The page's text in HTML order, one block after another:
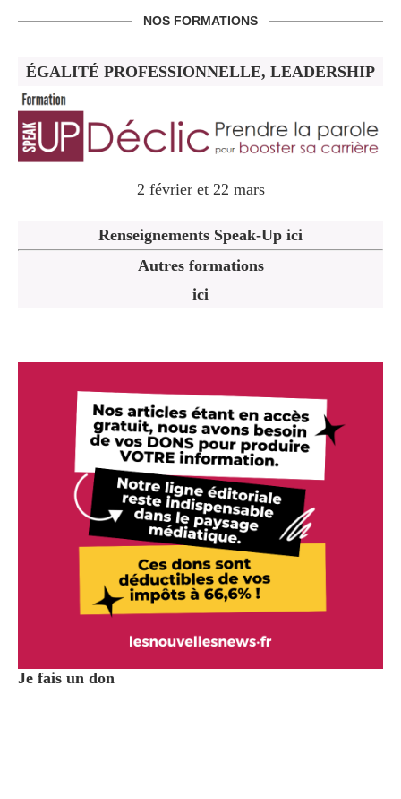
NOS FORMATIONS
ÉGALITÉ PROFESSIONNELLE, LEADERSHIP
2 février et 22 mars
Renseignements Speak-Up ici
Autres formations
ici
Je fais un don